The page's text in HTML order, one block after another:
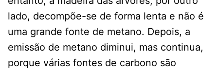
lado, decompõe-se de forma lenta e não é
uma grande fonte de metano. Depois, a
emissão de metano diminui, mas continua,
porque várias fontes de carbono são